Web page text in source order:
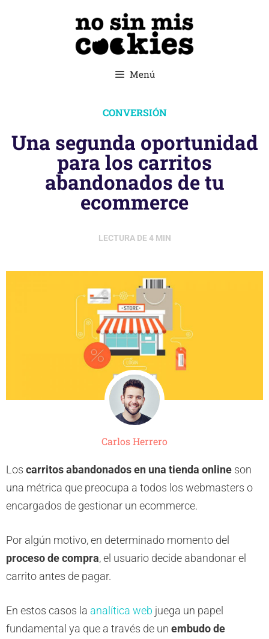
Menú
CONVERSIÓN
Una segunda oportunidad
para los carritos
abandonados de tu
ecommerce
LECTURA DE4MIN
Carlos Herrero
Los carritos abandonados en una tienda online son
una métrica que preocupa a todos los webmasters o
encargados de gestionar un ecommerce.
Por algún motivo, en determinado momento del
proceso de compra, el usuario decide abandonar el
carrito antes de pagar.
En estos casos la analítica web juega un papel
fundamental ya que a través de un embudo de